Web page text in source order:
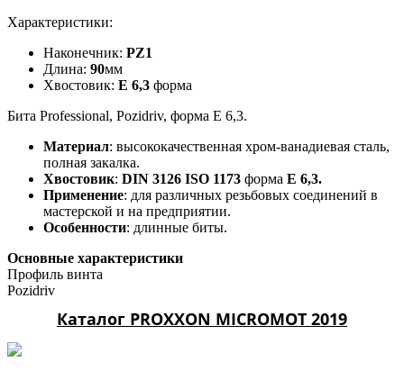
Характеристики:
Наконечник: PZ1
Длина: 90мм
Хвостовик: E 6,3 форма
Бита Professional, Pozidriv, форма E 6,3.
Материал: высококачественная хром-ванадиевая сталь,
полная закалка.
Хвостовик: DIN 3126 ISO 1173 форма E 6,3.
Применение: для различных резьбовых соединений в
мастерской и на предприятии.
Особенности: длинные биты.
Основные характеристики
Профиль винта
Pozidriv
Каталог PROXXON MICROMOT 2019